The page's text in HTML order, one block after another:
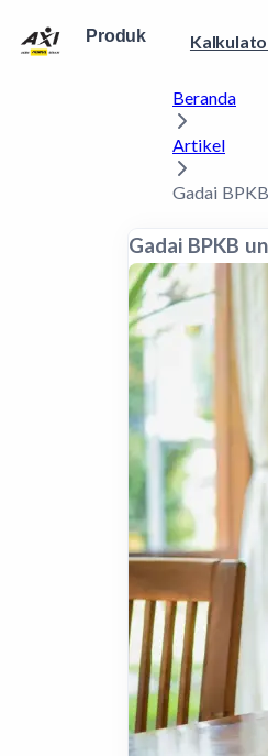
Produk
Beranda
Artikel
Gadai
Gadai BPKB